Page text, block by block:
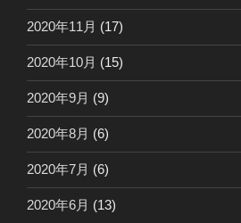
2020年11月 (17)
2020年10月 (15)
2020年9月 (9)
2020年8月 (6)
2020年7月 (6)
2020年6月 (13)